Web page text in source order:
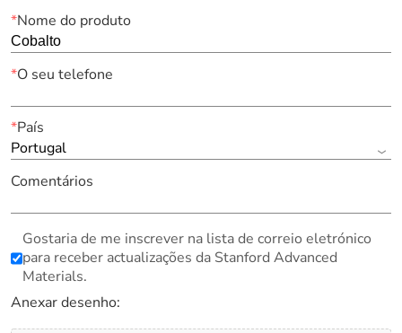
*Nome do produto
*O seu telefone
*País
Portugal
Comentários
Gostaria de me inscrever na lista de correio eletrónico
para receber actualizações da Stanford Advanced
Materials.
Anexar desenho: